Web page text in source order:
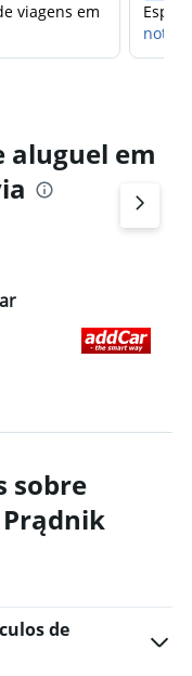
viagens em
aluguel em
sobre
de